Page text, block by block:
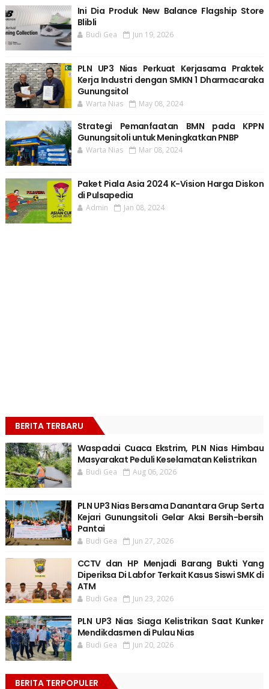
Ini Dia Produk New Balance Flagship Store
Blibli
Budi Gea Jun 19, 2026
PLN UP3 Nias Perkuat Kerjasama Praktek
Kerja Industri dengan SMKN 1 Dharmacaraka
Gunungsitol
Warta Nias May 08, 2024
Strategi Pemanfaatan BMN pada KPPN
Gunungsitoli untuk Meningkatkan PNBP
Warta Nias Mar 08, 2024
Paket Piala Asia 2024 K-Vision Harga Diskon
di Pulsapedia
Admin Jan 08, 2024
BERITA TERBARU
Waspadai Cuaca Ekstrim, PLN Nias Himbau
Masyarakat Peduli Keselamatan Kelistrikan
Budi Gea Aug 06, 2026
PLN UP3 Nias Bersama Danantara Grup Serta
Kejari Gunungsitoli Gelar Aksi Bersih-bersih
Pantai
Budi Gea Jun 27, 2026
CCTV dan HP Menjadi Barang Bukti Yang
Diperiksa Di Labfor Terkait Kasus Siswi SMK di
ATM
Budi Gea Jun 23, 2026
PLN UP3 Nias Siaga Kelistrikan Saat Kunker
Mendikdasmen di Pulau Nias
Budi Gea Jun 20, 2026
BERITA TERPOPULER